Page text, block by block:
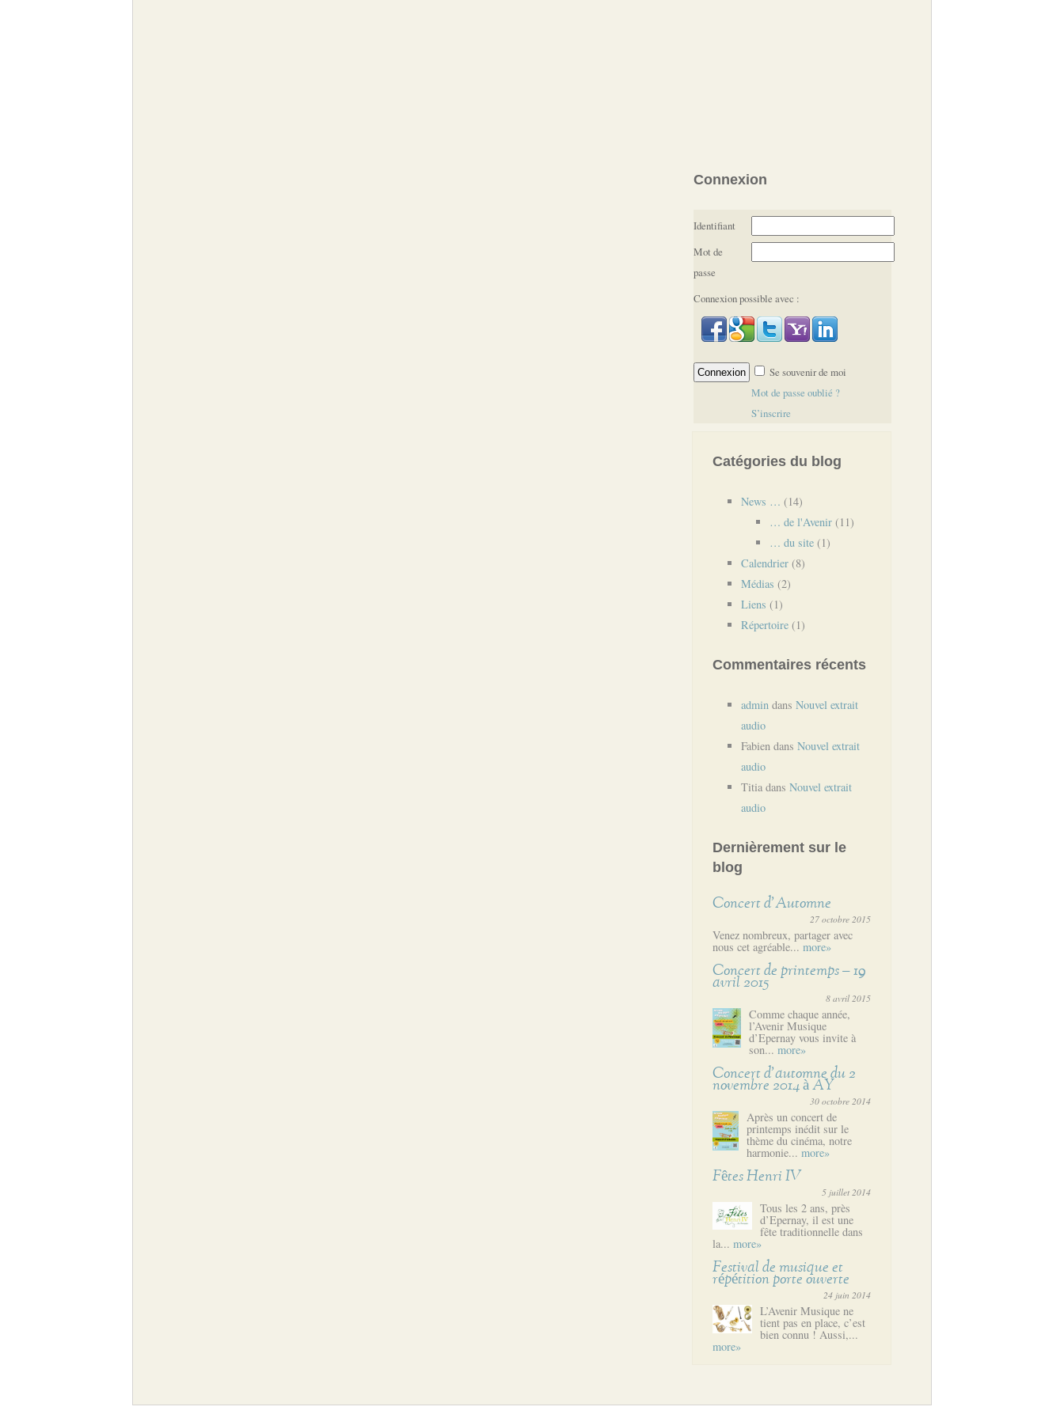
Connexion
Identifiant
Mot de
passe
Connexion possible avec :
Se souvenir de moi
Mot de passe oublié ?
S’inscrire
Catégories du blog
News … (14)
… de l'Avenir (11)
… du site (1)
Calendrier (8)
Médias (2)
Liens (1)
Répertoire (1)
Commentaires récents
admin dans Nouvel extrait
audio
Fabien dans Nouvel extrait
audio
Titia dans Nouvel extrait
audio
Dernièrement sur le
blog
Concert d’Automne
27 octobre 2015
Venez nombreux, partager avec
nous cet agréable... more»
Concert de printemps – 19
avril 2015
8 avril 2015
Comme chaque année,
l’Avenir Musique
d’Epernay vous invite à
son... more»
Concert d’automne du 2
novembre 2014 à AY
30 octobre 2014
Après un concert de
printemps inédit sur le
thème du cinéma, notre
harmonie... more»
Fêtes Henri IV
5 juillet 2014
Tous les 2 ans, près
d’Epernay, il est une
fête traditionnelle dans
la... more»
Festival de musique et
répétition porte ouverte
24 juin 2014
L’Avenir Musique ne
tient pas en place, c’est
bien connu ! Aussi,...
more»